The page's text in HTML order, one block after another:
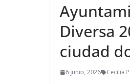
Diversa
ciudad
6 junio, 2026 Cecilia